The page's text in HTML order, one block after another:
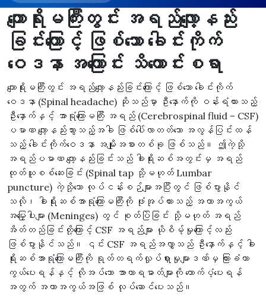
ကျောရိုးမကြီးတွင်း အရည်လျော့နည်း
ခြင်းကြောင့် ဖြစ်သော ခေါင်းကိုက်
ဝေဒနာ အကြောင်း သိကောင်းစရာ
ကျောရိုးမကြီးတွင်း အရည်လျော့နည်းခြင်းကြောင့် ဖြစ်သော ခေါင်းကိုက်
ဝေဒနာ (Spinal headache) ဆိုသည်မှာ ဦးနှောက်ကို ဝန်းရံထားသည့်
ဦးနှောက်နှင့် အာရုံကြောမကြီး အရည် (Cerebrospinal fluid – CSF)
ပမာဏ လျော့နည်းသွားသည့်အခါ ဖြစ်ပေါ်လာတတ်သော အလွန်ပြင်းထန်
သည့် ခေါင်းကိုက်ဝေဒနာ အမျိုးအစားတစ်ခု ဖြစ်သည်။ ဤကဲ့သို့
အရည်ပမာဏ လျော့နည်းခြင်းသည် ခါးရိုးဆစ်အတွင်းမှ အရည်
ထုတ်ယူစစ်ဆေးခြင်း (Spinal tap သို့မဟုတ် Lumbar
puncture) ကဲ့သို့သော လုပ်ငန်းစဉ်များအပြီးတွင် ဖြစ်ပွားနိုင်
သလို၊ ခါးရိုးဆစ်အာရုံကြောမကြီးကို ဖုံးအုပ်ထားသည့် အကာအကွယ်
အမြှေးပါးများ (Meninges) တွင် စုတ်ပြဲခြင်း သို့မဟုတ် အရည်
အိတ်တည်ခြင်းတို့ကြောင့် CSF အရည်များ ယိုစိမ့်မှုကြောင့်လည်း
ဖြစ်ပွားနိုင်သည်။ ၎င်း CSF အရည်အလွှာသည် ဦးနှောက်နှင့် ခါး
ရိုးဆစ်အာရုံကြောမကြီးကို ရုတ်တရက်လှုပ်ရှားမှုများဒဏ်မှ ကြားခံကာ
ကွယ်ပေးရန်နှင့် လိုအပ်သော အာဟာရဓာတ်များကို ထောက်ပံ့ပေးရန်
အတွက် အကာအကွယ်အဖြစ် လုပ်ဆောင်ပေးသည်။